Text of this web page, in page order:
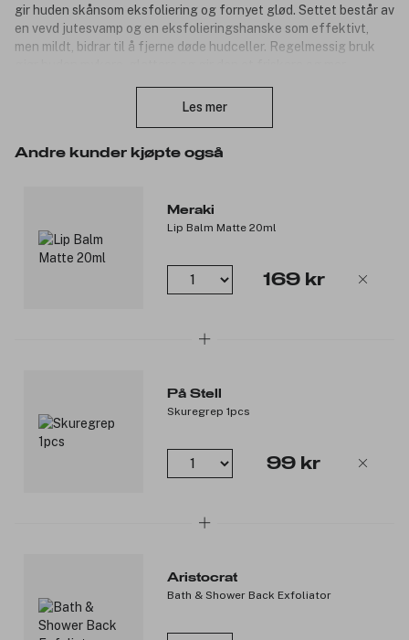
gir huden skånsom eksfoliering og fornyet glød. Settet består av
en vevd jutesvamp og en eksfolieringshanske som effektivt,
men mildt, bidrar til å fjerne døde hudceller. Regelmessig bruk
og er et praktisk tillegg til den daglige kroppspleierutinen.
3350756
Les mer
Andre kunder kjøpte også
Meraki
Lip Balm Matte 20ml
169 kr
På Stell
Skuregrep 1pcs
99 kr
Aristocrat
Bath & Shower Back Exfoliator